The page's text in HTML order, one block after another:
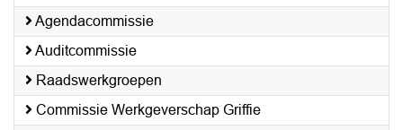
Agendacommissie
Auditcommissie
Raadswerkgroepen
Commissie Werkgeverschap Griffie